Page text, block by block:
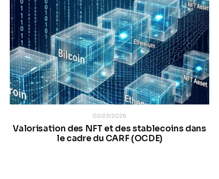
02/23/2026
Valorisation des NFT et des stablecoins dans
le cadre du CARF (OCDE)